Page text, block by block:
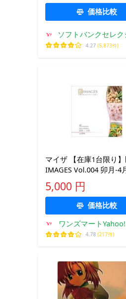
価格比較
ソフトバンクセレク
4.27 (5,873件)
マイザ 【在庫1台限り
IMAGES Vol.004 卯月-4
5,000 円
価格比較
ワンズマート
ピング店
4.78 (217件)